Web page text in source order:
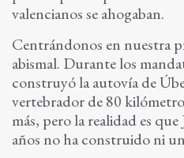
valencianos se ahogaban.
Centrándonos en nuestra
abismal. Durante los
construyó la autovía de
vertebrador de 80
más, pero la realidad es
años no ha construido ni